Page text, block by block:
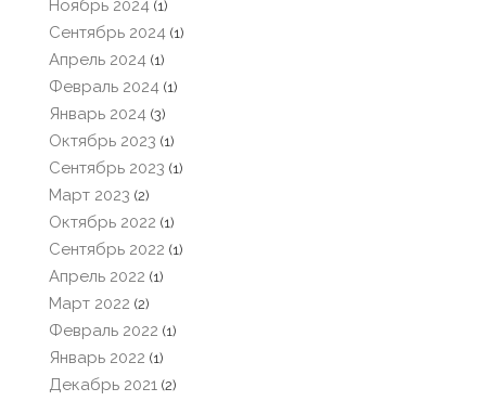
Ноябрь 2024 (1)
Сентябрь 2024 (1)
Апрель 2024 (1)
Февраль 2024 (1)
Январь 2024 (3)
Октябрь 2023 (1)
Сентябрь 2023 (1)
Март 2023 (2)
Октябрь 2022 (1)
Сентябрь 2022 (1)
Апрель 2022 (1)
Март 2022 (2)
Февраль 2022 (1)
Январь 2022 (1)
Декабрь 2021 (2)